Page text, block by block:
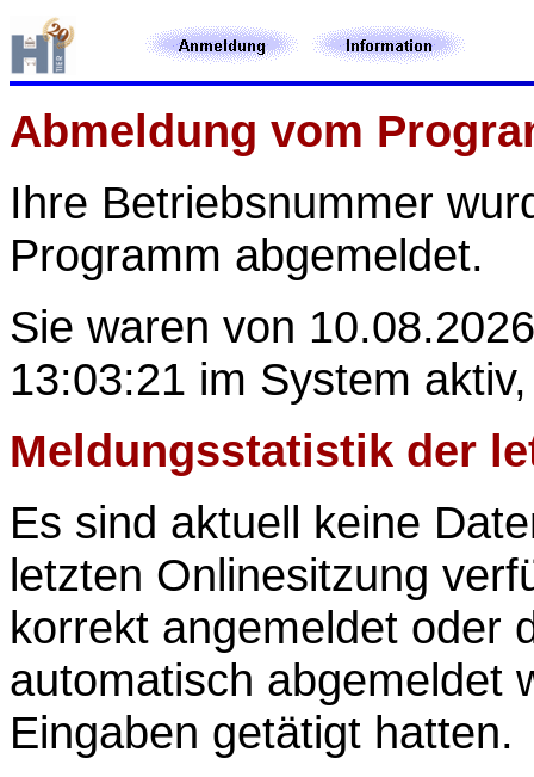
Abmeldung vom
Ihre Betriebsnummer
Programm abgemeldet.
Sie waren von
13:03:21 im System
Meldungsstatistik der
Es sind aktuell keine
letzten Onlinesitzung
korrekt angemeldet oder
automatisch abgemeldet
Eingaben getätigt hatten.